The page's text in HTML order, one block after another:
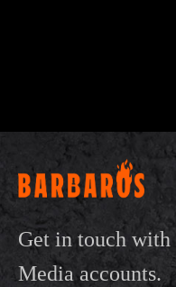
Get in touch with
Media accounts.